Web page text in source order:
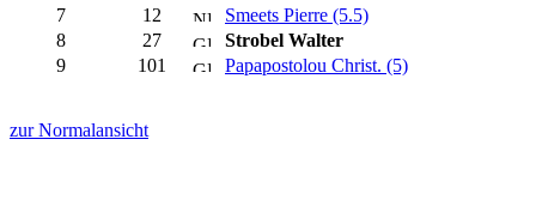
7
12
Smeets Pierre (5.5)
8
27
Strobel Walter
9
101 Papapostolou Christ. (5)
zur Normalansicht